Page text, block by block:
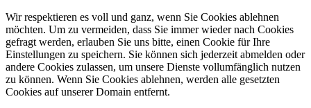
Wir respektieren es voll und ganz, wenn Sie Cookies ablehnen
möchten. Um zu vermeiden, dass Sie immer wieder nach Cookies
gefragt werden, erlauben Sie uns bitte, einen Cookie für Ihre
Einstellungen zu speichern. Sie können sich jederzeit abmelden oder
andere Cookies zulassen, um unsere Dienste vollumfänglich nutzen
zu können. Wenn Sie Cookies ablehnen, werden alle gesetzten
Cookies auf unserer Domain entfernt.